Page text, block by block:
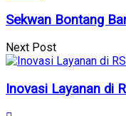
Sekwan Bontang
Next Post
Inovasi Layanan di